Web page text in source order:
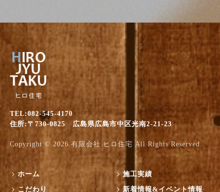
TEL:082-545-4170
住所:〒730-0825 広島県広島市中区光南2-21-23
Copyright © 2026 有限会社 ヒロ住宅 All Rights Reserved.
ホーム
こだわり
施工実績
新着情報&イベント情報